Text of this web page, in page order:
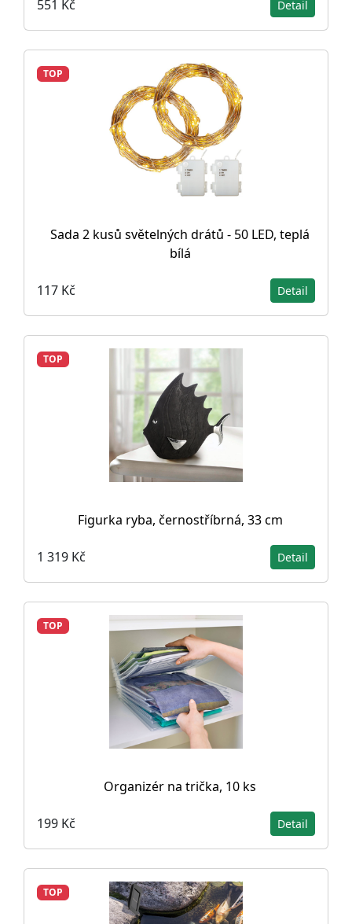
551 Kč Detail
TOP
Sada 2 kusů světelných drátů - 50 LED, teplá
bílá
117 Kč Detail
TOP
Figurka ryba, černostříbrná, 33 cm
1 319 Kč Detail
TOP
Organizér na trička, 10 ks
199 Kč Detail
TOP